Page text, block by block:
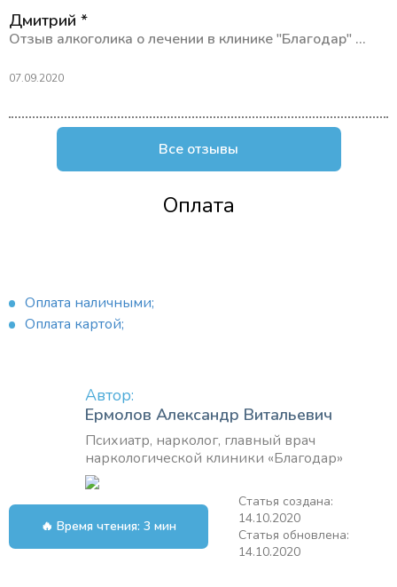
Автор:
Ермолов Александр Витальевич
Психиатр, нарколог, главный врач
наркологической клиники «Благодар»
🔥 Время чтения: 3 мин
Статья создана:
14.10.2020
Статья обновлена:
14.10.2020
Дмитрий *
Отзыв алкоголика о лечении в клинике "Благодар" ...
07.09.2020
Все отзывы
Оплата
Оплата наличными;
Оплата картой;